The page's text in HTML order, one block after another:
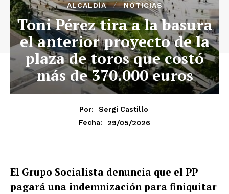
ALCALDÍA NOTICIAS
Toni Pérez tira a la basura
el anterior proyecto de la
plaza de toros que costó
más de 370.000 euros
Por:
Sergi Castillo
Fecha:
29/05/2026
El Grupo Socialista denuncia que el PP
pagará una indemnización para finiquitar